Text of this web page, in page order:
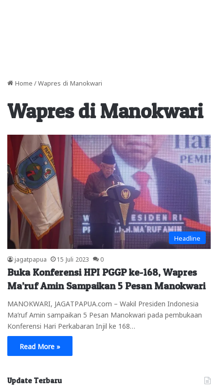
Home / Wapres di Manokwari
Wapres di Manokwari
Headline
jagatpapua 15 Juli 2023 0
Buka Konferensi HPI PGGP ke-168, Wapres
Ma’ruf Amin Sampaikan 5 Pesan Manokwari
MANOKWARI, JAGATPAPUA.com – Wakil Presiden Indonesia
Ma’ruf Amin sampaikan 5 Pesan Manokwari pada pembukaan
Konferensi Hari Perkabaran Injil ke 168…
Read More »
Update Terbaru